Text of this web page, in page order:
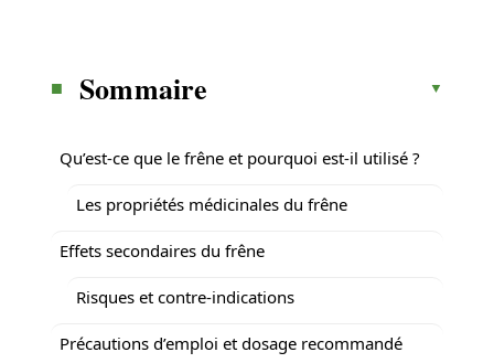
Sommaire
Qu’est-ce que le frêne et pourquoi est-il utilisé ?
Les propriétés médicinales du frêne
Effets secondaires du frêne
Risques et contre-indications
Précautions d’emploi et dosage recommandé